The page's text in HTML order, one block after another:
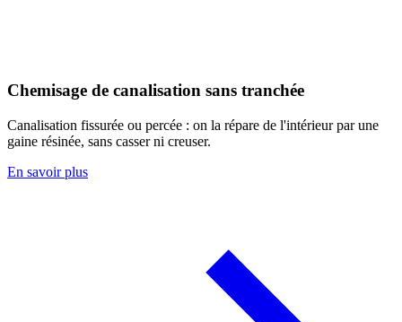
Chemisage de canalisation sans tranchée
Canalisation fissurée ou percée : on la répare de l'intérieur par une
gaine résinée, sans casser ni creuser.
En savoir plus